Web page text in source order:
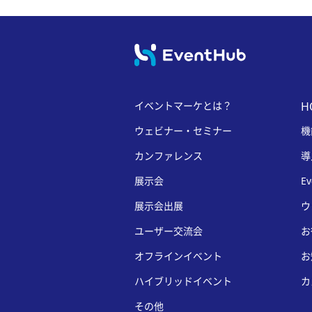
イベントマーケとは？
ウェビナー・セミナー
カンファレンス
展示会
展示会出展
ユーザー交流会
オフラインイベント
ハイブリッドイベント
その他